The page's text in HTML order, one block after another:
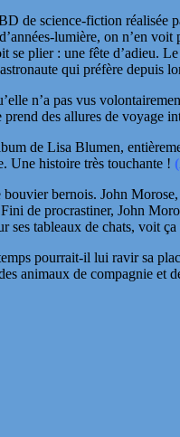
de science-fiction réalisée
lumière, on n’en
se plier : une fête d’adieu.
qui préfère depuis
n’a pas vus
des allures de voyage
de Lisa Blumen,
Une histoire très touchante !
bernois. John
de procrastiner, John
tableaux de chats, voit ça
pourrait-il lui ravir sa
animaux de compagnie et